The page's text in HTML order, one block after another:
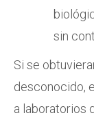
sin
Si se
desconocido,
a laboratorios